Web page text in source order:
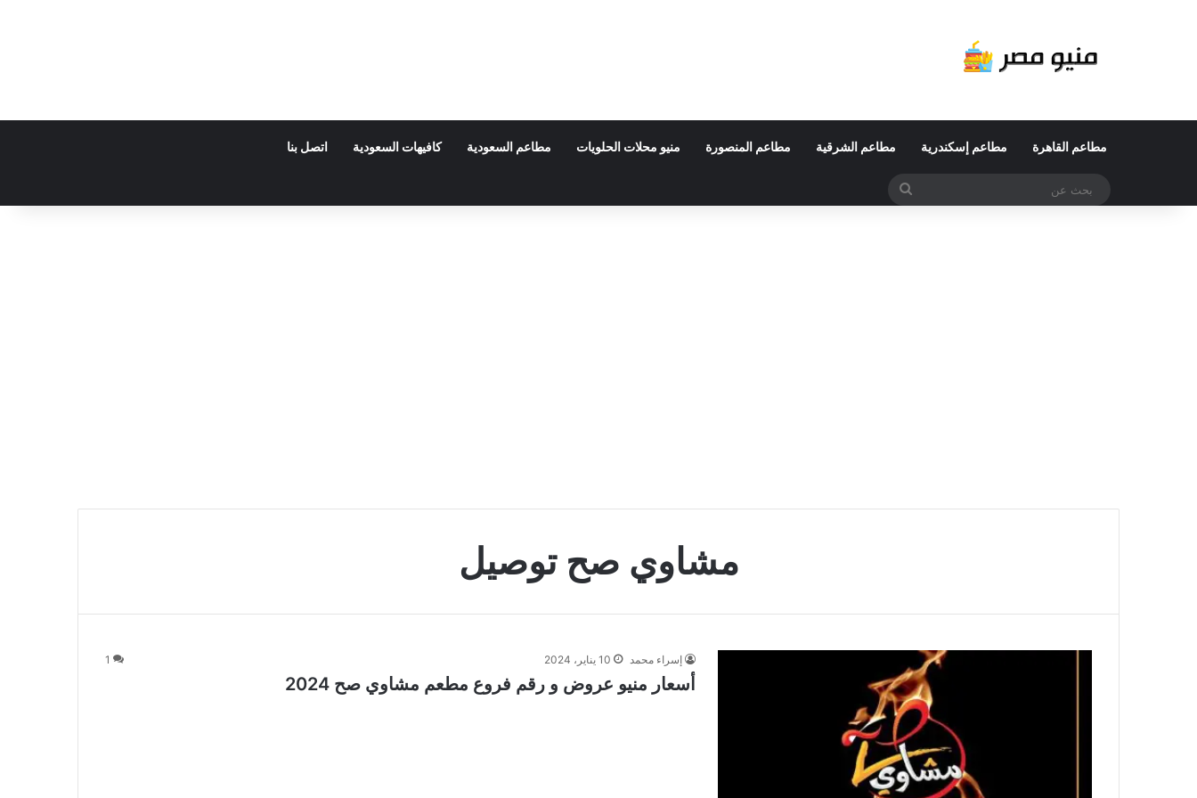
مطاعم القاهرة مطاعم إسكندرية مطاعم الشرقية مطاعم المنصورة منيو محلات الحلويات مطاعم السعودية كافيهات السعودية اتصل بنا
مشاوي صح توصيل
إسراء محمد 10 يناير، 2024 1
أسعار منيو عروض و رقم فروع مطعم مشاوي صح 2024